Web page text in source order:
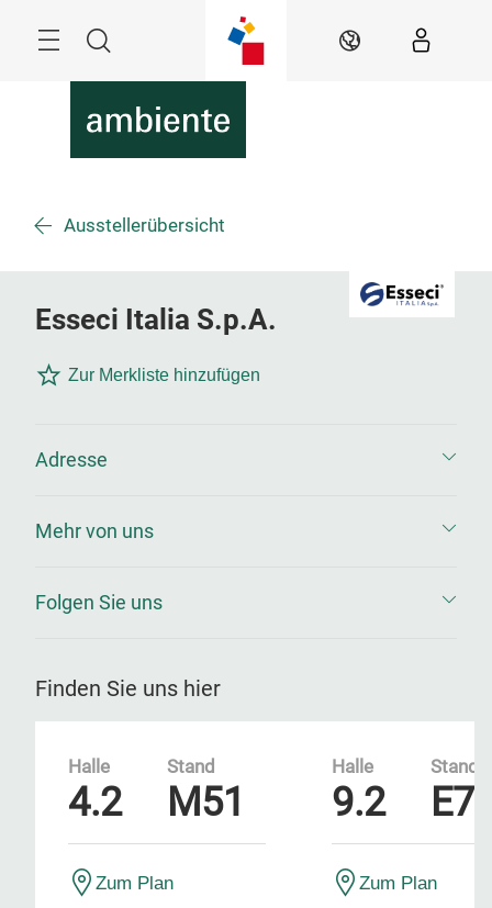
Suche DE
Ausstellerübersicht
Esseci Italia S.p.A.
Zur Merkliste hinzufügen
Adresse
Mehr von uns
Folgen Sie uns
Finden Sie uns hier
Halle
4.2
Stand
M51
Zum Plan
Halle
9.2
Stand
Zum Plan